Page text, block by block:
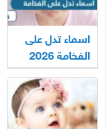
اسماء تدل على
الفخامة 2026